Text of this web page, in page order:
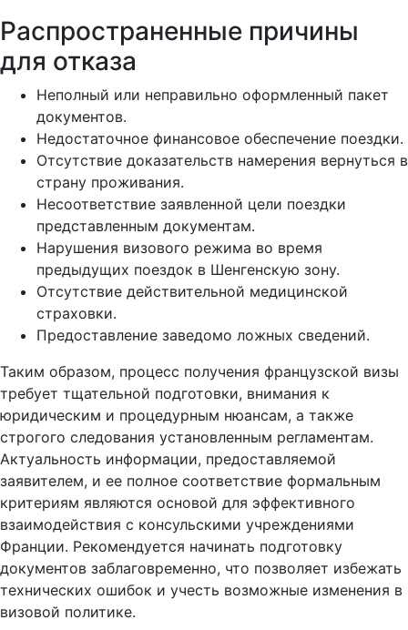
Распространенные причины
для отказа
Неполный или неправильно оформленный пакет
документов.
Недостаточное финансовое обеспечение поездки.
Отсутствие доказательств намерения вернуться в
страну проживания.
Несоответствие заявленной цели поездки
представленным документам.
Нарушения визового режима во время
предыдущих поездок в Шенгенскую зону.
Отсутствие действительной медицинской
страховки.
Предоставление заведомо ложных сведений.
Таким образом, процесс получения французской визы
требует тщательной подготовки, внимания к
юридическим и процедурным нюансам, а также
строгого следования установленным регламентам.
Актуальность информации, предоставляемой
заявителем, и ее полное соответствие формальным
критериям являются основой для эффективного
взаимодействия с консульскими учреждениями
Франции. Рекомендуется начинать подготовку
документов заблаговременно, что позволяет избежать
технических ошибок и учесть возможные изменения в
визовой политике.